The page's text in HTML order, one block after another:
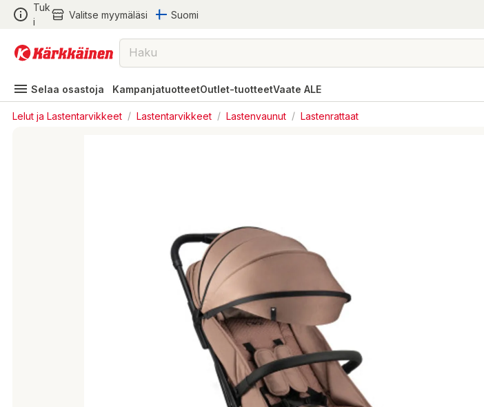
Tuk
i
Valitse myymäläsi Suomi
Selaa osastoja KampanjatuotteetOutlet-tuotteetVaate ALE
Lelut ja Lastentarvikkeet / Lastentarvikkeet / Lastenvaunut / Lastenrattaat